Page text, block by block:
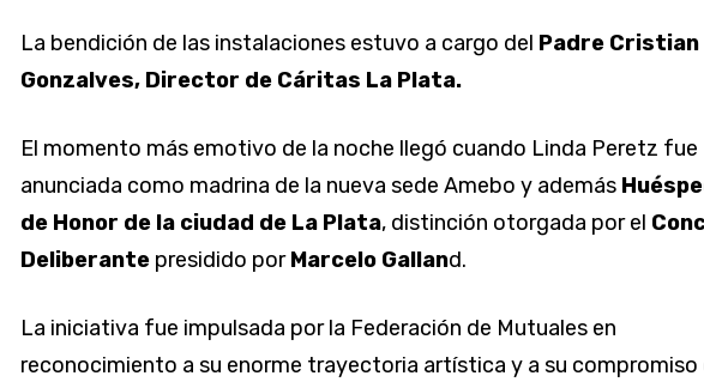
La bendición de las instalaciones estuvo a cargo del Padre Cristian
Gonzalves, Director de Cáritas La Plata.
El momento más emotivo de la noche llegó cuando Linda Peretz fue
anunciada como madrina de la nueva sede Amebo y además
de Honor de la ciudad de La Plata, distinción otorgada por el
Deliberante presidido porMarcelo Galland.
La iniciativa fue impulsada por la Federación de Mutuales en
reconocimiento a su enorme trayectoria artística y a su compromiso